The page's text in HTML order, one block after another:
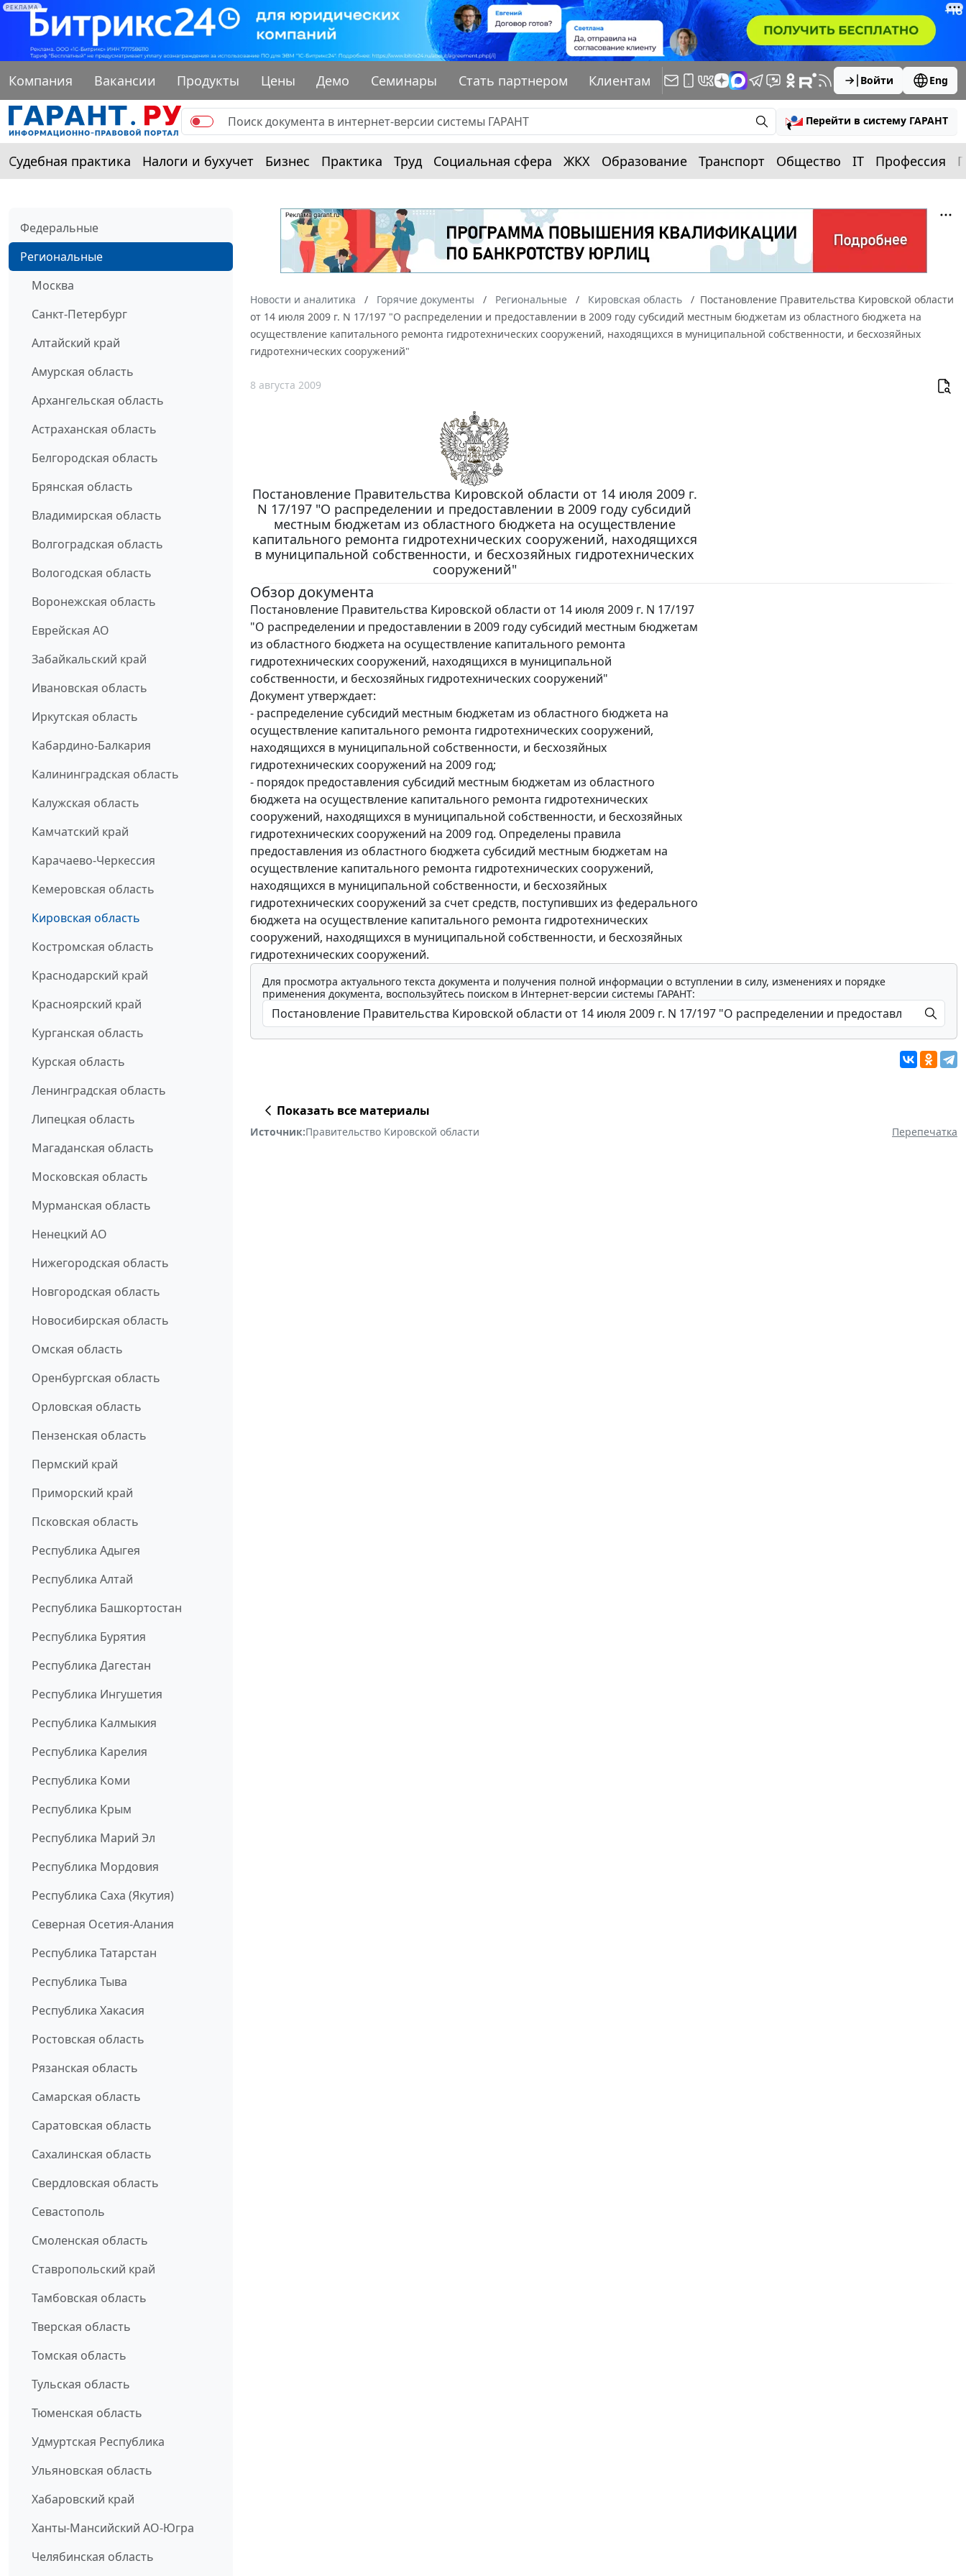
РЕКЛАМА
Компания Вакансии Продукты Цены Демо Семинары Стать партнером Клиентам Войти Eng
Перейти в систему ГАРАНТ
Судебная практика Налоги и бухучет Бизнес Практика Труд Социальная сфера ЖКХ Образование Транспорт Общество IT Профессия
Федеральные
Региональные
Москва
Санкт-Петербург
Алтайский край
Амурская область
Архангельская область
Астраханская область
Белгородская область
Брянская область
Владимирская область
Волгоградская область
Вологодская область
Воронежская область
Еврейская АО
Забайкальский край
Ивановская область
Иркутская область
Кабардино-Балкария
Калининградская область
Калужская область
Камчатский край
Карачаево-Черкессия
Кемеровская область
Кировская область
Костромская область
Краснодарский край
Красноярский край
Курганская область
Курская область
Ленинградская область
Липецкая область
Магаданская область
Московская область
Мурманская область
Ненецкий АО
Нижегородская область
Новгородская область
Новосибирская область
Омская область
Оренбургская область
Орловская область
Пензенская область
Пермский край
Приморский край
Псковская область
Республика Адыгея
Республика Алтай
Республика Башкортостан
Республика Бурятия
Республика Дагестан
Республика Ингушетия
Республика Калмыкия
Республика Карелия
Республика Коми
Республика Крым
Республика Марий Эл
Республика Мордовия
Республика Саха (Якутия)
Северная Осетия-Алания
Республика Татарстан
Республика Тыва
Республика Хакасия
Ростовская область
Рязанская область
Самарская область
Саратовская область
Сахалинская область
Свердловская область
Севастополь
Смоленская область
Ставропольский край
Тамбовская область
Тверская область
Томская область
Тульская область
Тюменская область
Удмуртская Республика
Ульяновская область
Хабаровский край
Ханты-Мансийский АО-Югра
Челябинская область
Новости и аналитика Горячие документы Региональные Кировская область
Постановление Правительства Кировской области
от 14 июля 2009 г. N 17/197 "О распределении и предоставлении в 2009 году субсидий местным бюджетам из областного бюджета на
осуществление капитального ремонта гидротехнических сооружений, находящихся в муниципальной собственности, и бесхозяйных
гидротехнических сооружений"
8 августа 2009
Постановление Правительства Кировской области от 14 июля 2009 г.
N 17/197 "О распределении и предоставлении в 2009 году субсидий
местным бюджетам из областного бюджета на осуществление
капитального ремонта гидротехнических сооружений, находящихся
в муниципальной собственности, и бесхозяйных гидротехнических
сооружений"
Обзор документа
Постановление Правительства Кировской области от 14 июля 2009 г. N 17/197
"О распределении и предоставлении в 2009 году субсидий местным бюджетам
из областного бюджета на осуществление капитального ремонта
гидротехнических сооружений, находящихся в муниципальной
собственности, и бесхозяйных гидротехнических сооружений"
Документ утверждает:
- распределение субсидий местным бюджетам из областного бюджета на
осуществление капитального ремонта гидротехнических сооружений,
находящихся в муниципальной собственности, и бесхозяйных
гидротехнических сооружений на 2009 год;
- порядок предоставления субсидий местным бюджетам из областного
бюджета на осуществление капитального ремонта гидротехнических
сооружений, находящихся в муниципальной собственности, и бесхозяйных
гидротехнических сооружений на 2009 год. Определены правила
предоставления из областного бюджета субсидий местным бюджетам на
осуществление капитального ремонта гидротехнических сооружений,
находящихся в муниципальной собственности, и бесхозяйных
гидротехнических сооружений за счет средств, поступивших из федерального
бюджета на осуществление капитального ремонта гидротехнических
сооружений, находящихся в муниципальной собственности, и бесхозяйных
гидротехнических сооружений.
Для просмотра актуального текста документа и получения полной информации о вступлении в силу, изменениях и порядке
применения документа, воспользуйтесь поиском в Интернет-версии системы ГАРАНТ:
Показать все материалы
Источник:Правительство Кировской области Перепечатка